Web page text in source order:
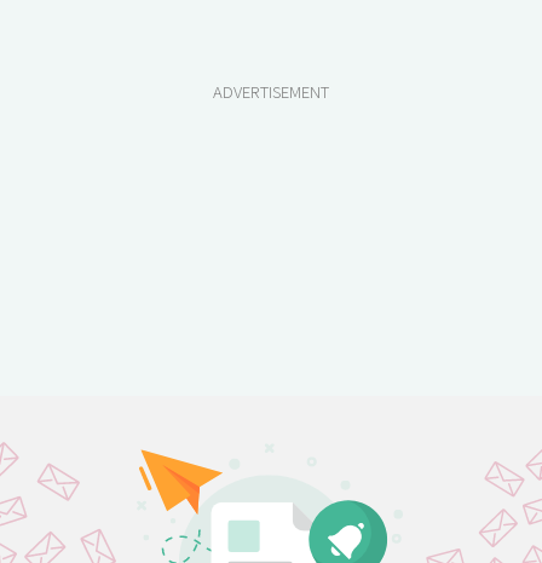
ADVERTISEMENT